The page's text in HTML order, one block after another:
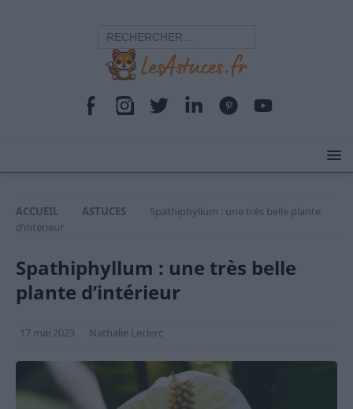
ACCUEIL ASTUCES
Spathiphyllum : une très belle plante
d’intérieur
Spathiphyllum : une très belle
plante d’intérieur
17 mai 2023 Nathalie Leclerc